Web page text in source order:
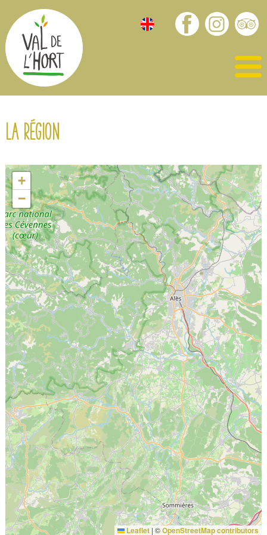
La région
+
−
Leaflet | ©OpenStreetMap contributors